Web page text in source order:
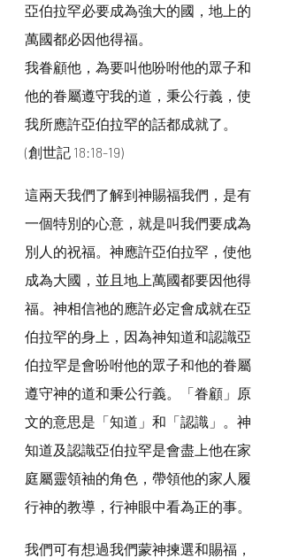
亞伯拉罕必要成為強大的國，地上的
萬國都必因他得福。
我眷顧他，為要叫他吩咐他的眾子和
他的眷屬遵守我的道，秉公行義，使
我所應許亞伯拉罕的話都成就了。
(創世記 18:18-19)
這兩天我們了解到神賜福我們，是有
一個特別的心意，就是叫我們要成為
別人的祝福。神應許亞伯拉罕，使他
成為大國，並且地上萬國都要因他得
福。神相信祂的應許必定會成就在亞
伯拉罕的身上，因為神知道和認識亞
伯拉罕是會吩咐他的眾子和他的眷屬
遵守神的道和秉公行義。「眷顧」原
文的意思是「知道」和「認識」。神
知道及認識亞伯拉罕是會盡上他在家
庭屬靈領袖的角色，帶領他的家人履
行神的教導，行神眼中看為正的事。
我們可有想過我們蒙神揀選和賜福，